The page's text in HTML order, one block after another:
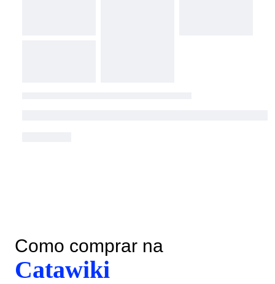
Como comprar na
Catawiki